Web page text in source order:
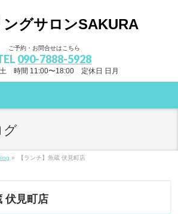
ご予約・お問合せはこちら
090-7888-5928
時間 11:00〜18:00 定休日 日月
グ
» 【ランチ】魚蔵 伏見町店
伏見町店